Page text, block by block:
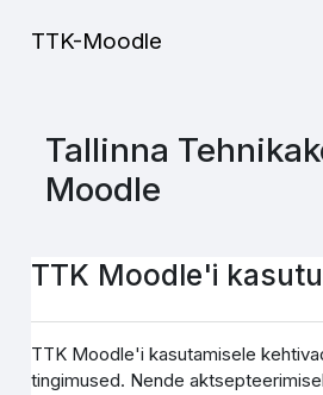
TTK-Moodle
Tallinna
Moodle
TTK Moodle'i
TTK Moodle'i kasutamisele
tingimused. Nende